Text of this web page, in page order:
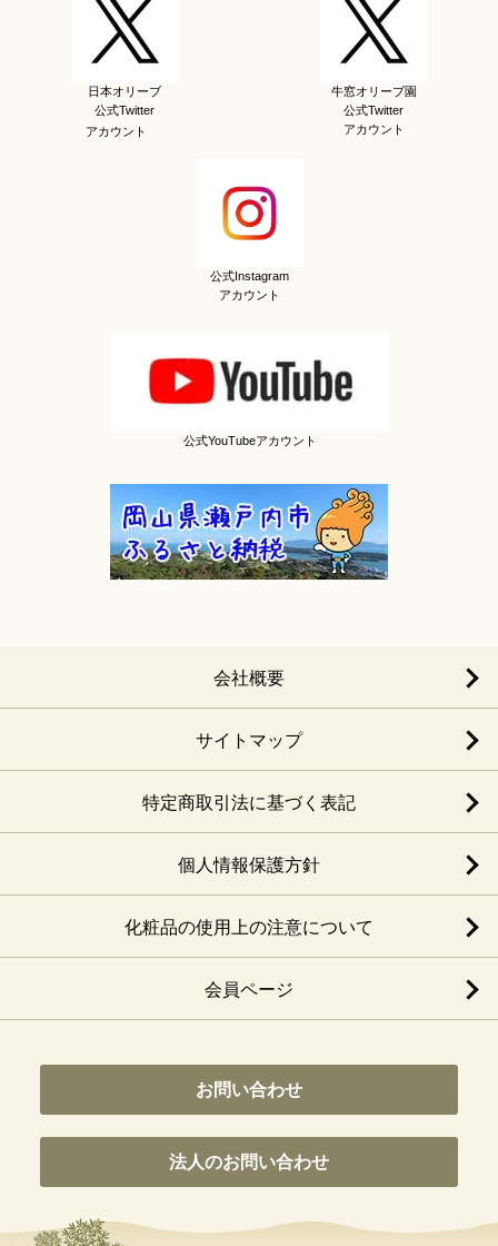
日本オリーブ
公式Twitter
アカウント
牛窓オリーブ園
公式Twitter
アカウント
公式Instagram
アカウント
公式YouTubeアカウント
会社概要
サイトマップ
特定商取引法に基づく表記
個人情報保護方針
化粧品の使用上の注意について
会員ページ
お問い合わせ
法人のお問い合わせ